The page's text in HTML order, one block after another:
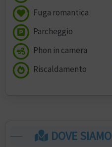
Fuga romantica
Parcheggio
Phon in camera
Riscaldamento
DOVE SIAMO